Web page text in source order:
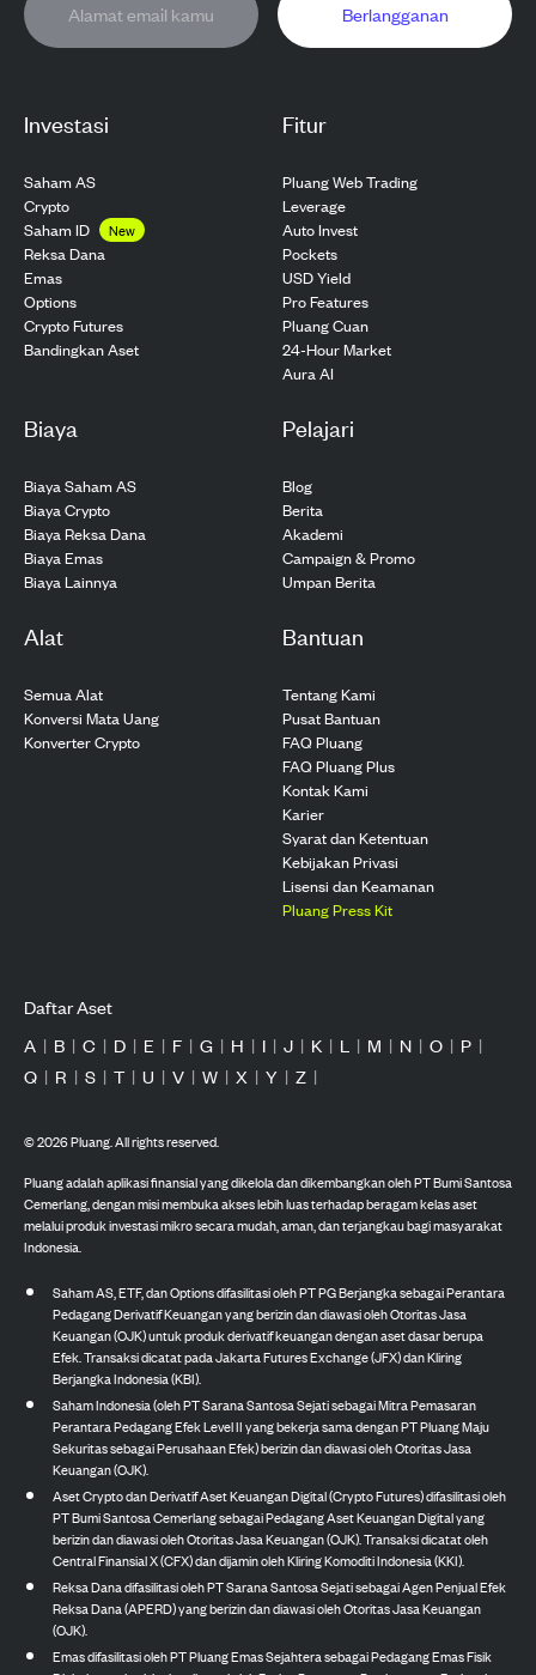
Investasi
Saham AS
Crypto
Saham ID
New
Reksa Dana
Emas
Options
Crypto Futures
Bandingkan Aset
Fitur
Pluang Web Trading
Leverage
Auto Invest
Pockets
USD Yield
Pro Features
Pluang Cuan
24-Hour Market
Aura AI
Biaya
Biaya Saham AS
Biaya Crypto
Biaya Reksa Dana
Biaya Emas
Biaya Lainnya
Pelajari
Blog
Berita
Akademi
Campaign & Promo
Umpan Berita
Alat
Semua Alat
Konversi Mata Uang
Konverter Crypto
Bantuan
Tentang Kami
Pusat Bantuan
FAQ Pluang
FAQ Pluang Plus
Kontak Kami
Karier
Syarat dan Ketentuan
Kebijakan Privasi
Lisensi dan Keamanan
Pluang Press Kit
Berlangganan
Daftar Aset
A | B | C | D | E | F | G | H | I | J | K | L | M | N | O | P |
Q | R | S | T | U | V | W | X | Y | Z |
©2026Pluang. All rights reserved.
Pluang adalah aplikasi finansial yang dikelola dan dikembangkan oleh PT Bumi Santosa
Cemerlang, dengan misi membuka akses lebih luas terhadap beragam kelas aset
melalui produk investasi mikro secara mudah, aman, dan terjangkau bagi masyarakat
Indonesia.
Saham AS, ETF, dan Options difasilitasi oleh PT PG Berjangka sebagai Perantara
Pedagang Derivatif Keuangan yang berizin dan diawasi oleh Otoritas Jasa
Keuangan (OJK) untuk produk derivatif keuangan dengan aset dasar berupa
Efek. Transaksi dicatat pada Jakarta Futures Exchange (JFX) dan Kliring
Berjangka Indonesia (KBI).
Saham Indonesia (oleh PT Sarana Santosa Sejati sebagai Mitra Pemasaran
Perantara Pedagang Efek Level II yang bekerja sama dengan PT Pluang Maju
Sekuritas sebagai Perusahaan Efek) berizin dan diawasi oleh Otoritas Jasa
Keuangan (OJK).
Aset Crypto dan Derivatif Aset Keuangan Digital (Crypto Futures) difasilitasi oleh
PT Bumi Santosa Cemerlang sebagai Pedagang Aset Keuangan Digital yang
berizin dan diawasi oleh Otoritas Jasa Keuangan (OJK). Transaksi dicatat oleh
Central Finansial X (CFX) dan dijamin oleh Kliring Komoditi Indonesia (KKI).
Reksa Dana difasilitasi oleh PT Sarana Santosa Sejati sebagai Agen Penjual Efek
Reksa Dana (APERD) yang berizin dan diawasi oleh Otoritas Jasa Keuangan
(OJK).
Emas difasilitasi oleh PT Pluang Emas Sejahtera sebagai Pedagang Emas Fisik